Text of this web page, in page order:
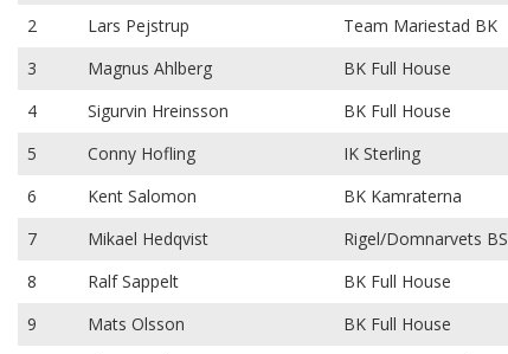
2
Lars Pejstrup Team Mariestad BK
3
Magnus Ahlberg BK Full House
4
Sigurvin Hreinsson BK Full House
5
Conny Hofling IK Sterling
6
Kent Salomon BK Kamraterna
7
Mikael Hedqvist Rigel/Domnarvets BS
8
Ralf Sappelt BK Full House
9
Mats Olsson BK Full House